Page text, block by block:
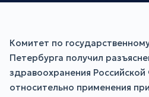
Комитет по
Петербурга получил
здравоохранения
относительно применения